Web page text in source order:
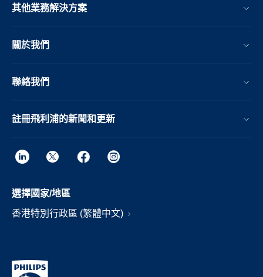
其他業務解決方案​
關於我們
聯絡我們
註冊飛利浦的新聞和更新
選擇國家/地區
香港特別行政區 (繁體中文)